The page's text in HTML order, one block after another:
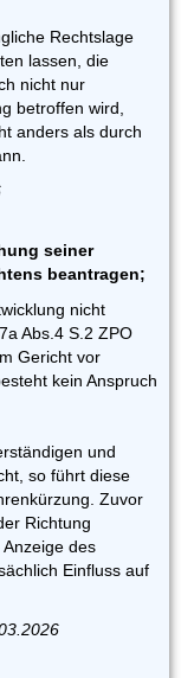
Rechtslage
lassen, die
nicht nur
betroffen wird,
anders als durch
seiner
beantragen;
nicht
Abs.4 S.2 ZPO
Gericht vor
kein Anspruch
und
so führt diese
Zuvor
Richtung
des
Einfluss auf